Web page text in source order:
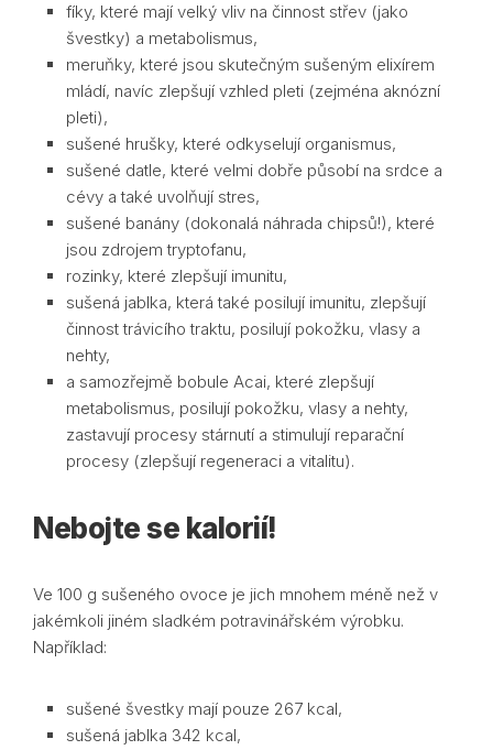
fíky, které mají velký vliv na činnost střev (jako
švestky) a metabolismus,
meruňky, které jsou skutečným sušeným elixírem
mládí, navíc zlepšují vzhled pleti (zejména aknózní
pleti),
sušené hrušky, které odkyselují organismus,
sušené datle, které velmi dobře působí na srdce a
cévy a také uvolňují stres,
sušené banány (dokonalá náhrada chipsů!), které
jsou zdrojem tryptofanu,
rozinky, které zlepšují imunitu,
sušená jablka, která také posilují imunitu, zlepšují
činnost trávicího traktu, posilují pokožku, vlasy a
nehty,
a samozřejmě bobule Acai, které zlepšují
metabolismus, posilují pokožku, vlasy a nehty,
zastavují procesy stárnutí a stimulují reparační
procesy (zlepšují regeneraci a vitalitu).
Nebojte se kalorií!
Ve 100 g sušeného ovoce je jich mnohem méně než v
jakémkoli jiném sladkém potravinářském výrobku.
Například:
sušené švestky mají pouze 267 kcal,
sušená jablka 342 kcal,